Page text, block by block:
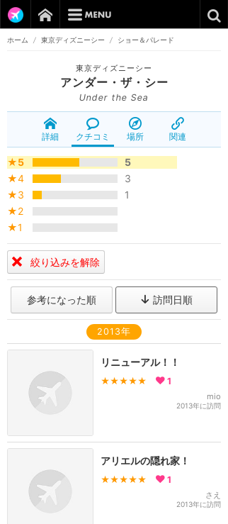
ホーム / 東京ディズニーシー / ショー＆パレード
東京ディズニーシー
アンダー・ザ・シー
Under the Sea
詳細 クチコミ 場所 関連
★5
5
★4
3
★3
1
★2
★1
絞り込みを解除
参考になった順 訪問日順
2013年
リニューアル！！
★★★★★ 1
mio
2013年に訪問
アリエルの隠れ家！
★★★★★ 1
さえ
2013年に訪問